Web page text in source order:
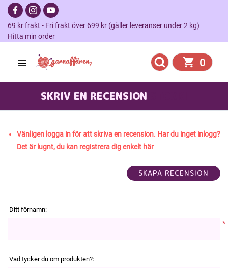
69 kr frakt - Fri frakt över 699 kr (gäller leveranser under 2 kg)
Hitta min order
0
SKRIV EN RECENSION
Vänligen logga in för att skriva en recension. Har du inget inlogg?
Det är lugnt, du kan registrera dig enkelt här
Ditt förnamn:
*
Vad tycker du om produkten?: